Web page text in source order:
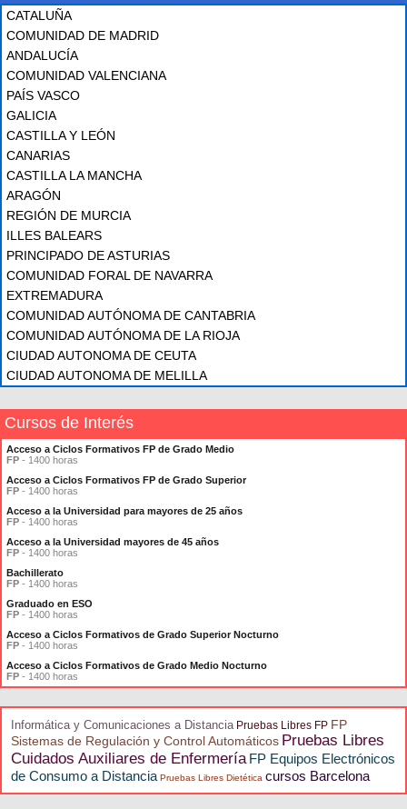
CATALUÑA
COMUNIDAD DE MADRID
ANDALUCÍA
COMUNIDAD VALENCIANA
PAÍS VASCO
GALICIA
CASTILLA Y LEÓN
CANARIAS
CASTILLA LA MANCHA
ARAGÓN
REGIÓN DE MURCIA
ILLES BALEARS
PRINCIPADO DE ASTURIAS
COMUNIDAD FORAL DE NAVARRA
EXTREMADURA
COMUNIDAD AUTÓNOMA DE CANTABRIA
COMUNIDAD AUTÓNOMA DE LA RIOJA
CIUDAD AUTONOMA DE CEUTA
CIUDAD AUTONOMA DE MELILLA
Cursos de Interés
Acceso a Ciclos Formativos FP de Grado Medio
FP - 1400 horas
Acceso a Ciclos Formativos FP de Grado Superior
FP - 1400 horas
Acceso a la Universidad para mayores de 25 años
FP - 1400 horas
Acceso a la Universidad mayores de 45 años
FP - 1400 horas
Bachillerato
FP - 1400 horas
Graduado en ESO
FP - 1400 horas
Acceso a Ciclos Formativos de Grado Superior Nocturno
FP - 1400 horas
Acceso a Ciclos Formativos de Grado Medio Nocturno
FP - 1400 horas
Informática y Comunicaciones a Distancia Pruebas Libres FP FP
Sistemas de Regulación y Control Automáticos Pruebas Libres
Cuidados Auxiliares de Enfermería FP Equipos Electrónicos
de Consumo a Distancia Pruebas Libres Dietética cursos Barcelona